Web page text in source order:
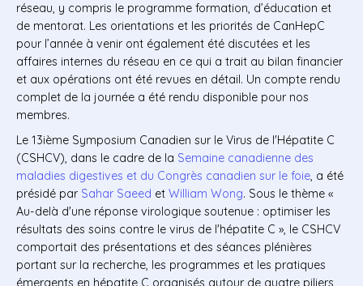
réseau, y compris le programme formation, d’éducation et
de mentorat. Les orientations et les priorités de CanHepC
pour l’année à venir ont également été discutées et les
affaires internes du réseau en ce qui a trait au bilan financier
et aux opérations ont été revues en détail. Un compte rendu
complet de la journée a été rendu disponible pour nos
membres.
Le 13ième Symposium Canadien sur le Virus de l'Hépatite C
(CSHCV), dans le cadre de la Semaine canadienne des
maladies digestives et du Congrès canadien sur le foie, a été
présidé par Sahar Saeed et William Wong. Sous le thème «
Au-delà d'une réponse virologique soutenue : optimiser les
résultats des soins contre le virus de l'hépatite C », le CSHCV
comportait des présentations et des séances plénières
portant sur la recherche, les programmes et les pratiques
émergents en hépatite C organisés autour de quatre piliers